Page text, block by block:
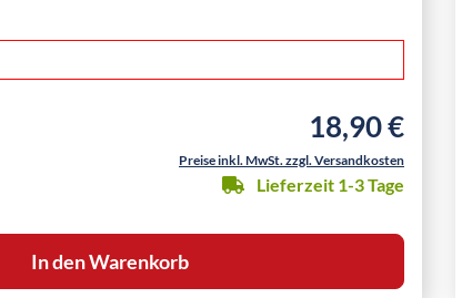
Regulärer Preis:
18,90 €
Preise inkl. MwSt. zzgl. Versandkosten
Lieferzeit 1-3 Tage
In den Warenkorb